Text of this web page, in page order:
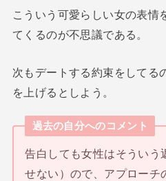
こういう可愛らしい女の表情
てくるのが不思議である。
次もデートする約束をしてる
を上げるとしよう。
過去の自分へのコメント
告白しても女性はそういう
せない）ので、アプローチ